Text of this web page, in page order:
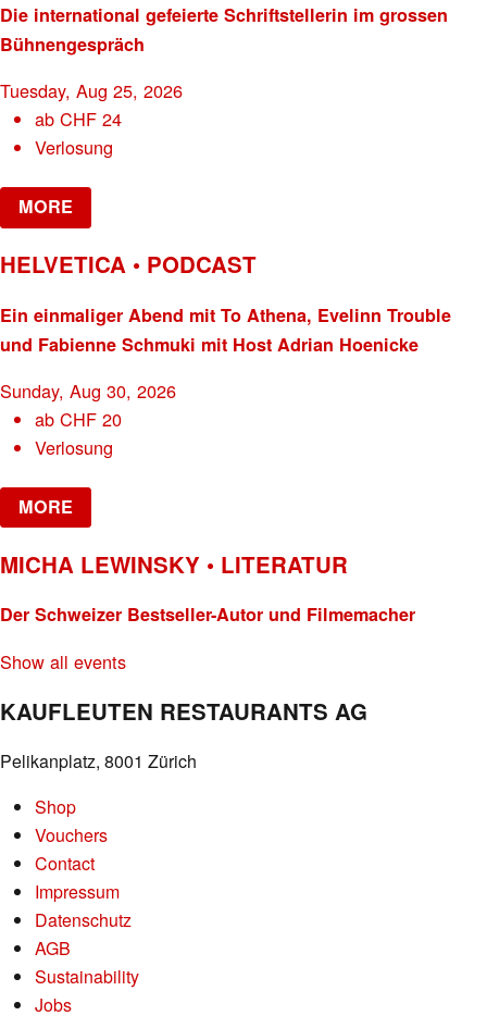
Die international gefeierte Schriftstellerin im grossen
Bühnengespräch
Tuesday, Aug 25, 2026
abCHF 24
Verlosung
MORE
HELVETICA • PODCAST
Ein einmaliger Abend mit To Athena, Evelinn Trouble
und Fabienne Schmuki mit Host Adrian Hoenicke
Sunday, Aug 30, 2026
abCHF 20
Verlosung
MORE
MICHA LEWINSKY • LITERATUR
Der Schweizer Bestseller-Autor und Filmemacher
Show all events
KAUFLEUTEN RESTAURANTS AG
Pelikanplatz, 8001 Zürich
Shop
Vouchers
Contact
Impressum
Datenschutz
AGB
Sustainability
Jobs